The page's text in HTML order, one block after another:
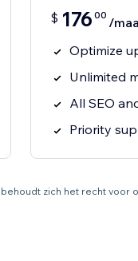
$ 176 00 /
Optimize
Unlimited
All SEO
Priority
zich het recht